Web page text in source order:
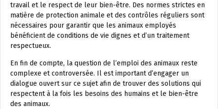
travail et le respect de leur bien-être. Des normes strictes en
matière de protection animale et des contrôles réguliers sont
nécessaires pour garantir que les animaux employés
bénéficient de conditions de vie dignes et d’un traitement
respectueux.
En fin de compte, la question de l’emploi des animaux reste
complexe et controversée. Il est important d’engager un
dialogue ouvert sur ce sujet afin de trouver des solutions qui
respectent à la fois les besoins des humains et le bien-être
des animaux.